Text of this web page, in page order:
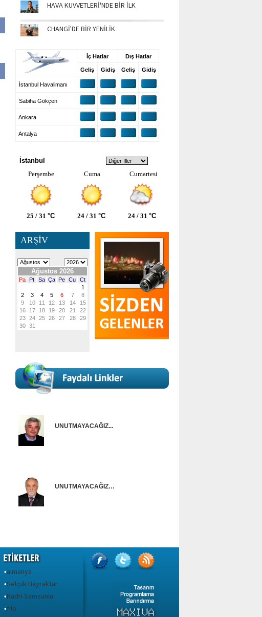
HAVA KUVVETLERİ'NDE BİR İLK
CHANGİ'DE BİR YENİLİK
İç Hatlar Dış Hatlar
Geliş Gidiş Geliş Gidiş
İstanbul Havalimanı
Sabiha Gökçen
Ankara
Antalya
İstanbul
Perşembe
Cuma Cumartesi
25 / 31 °C 24 / 31 °C 24 / 31 °C
ARŞİV
UNUTMAYACAĞIZ...
UNUTMAYACAĞIZ…
•almanya
•Selçuk Bayraktar
•Kadri Samsunlu
•filo